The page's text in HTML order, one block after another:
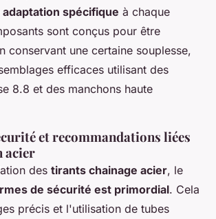
adaptation spécifique à chaque
sont conçus pour être
conservant une certaine souplesse,
efficaces utilisant des
8.8 et des manchons haute
et recommandations liées
acier
des tirants chainage acier, le
de sécurité est primordial. Cela
précis et l'utilisation de tubes